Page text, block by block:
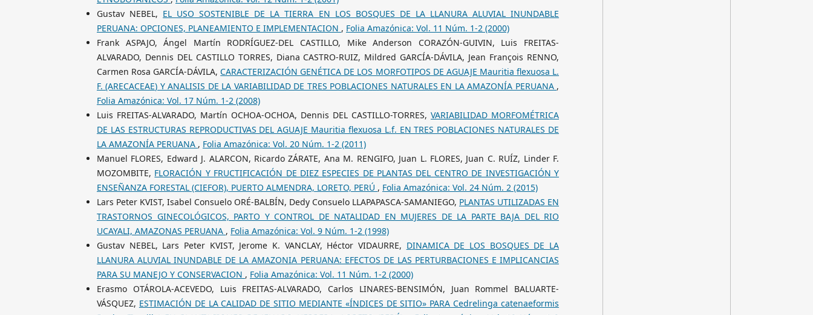
Gustav NEBEL, EL USO SOSTENIBLE DE LA TIERRA EN LOS BOSQUES DE LA LLANURA ALUVIAL INUNDABLE
PERUANA: OPCIONES, PLANEAMIENTO E IMPLEMENTACION , Folia Amazónica: Vol. 11 Núm. 1-2 (2000)
Frank ASPAJO, Ángel Martín RODRÍGUEZ-DEL CASTILLO, Mike Anderson CORAZÓN-GUIVIN, Luis FREITAS-
ALVARADO, Dennis DEL CASTILLO TORRES, Diana CASTRO-RUIZ, Mildred GARCÍA-DÁVILA, Jean François RENNO,
Carmen Rosa GARCÍA-DÁVILA,CARACTERIZACIÓN GENÉTICA DE LOS MORFOTIPOS DE AGUAJE Mauritia flexuosa L.
F. (ARECACEAE) Y ANALISIS DE LA VARIABILIDAD DE TRES POBLACIONES NATURALES EN LA AMAZONÍA PERUANA ,
Folia Amazónica: Vol. 17 Núm. 1-2 (2008)
Luis FREITAS-ALVARADO, Martín OCHOA-OCHOA, Dennis DEL CASTILLO-TORRES, VARIABILIDAD MORFOMÉTRICA
DE LAS ESTRUCTURAS REPRODUCTIVAS DEL AGUAJE Mauritia flexuosa L.f. EN TRES POBLACIONES NATURALES DE
LA AMAZONÍA PERUANA , Folia Amazónica: Vol. 20 Núm. 1-2 (2011)
Manuel FLORES, Edward J. ALARCON, Ricardo ZÁRATE, Ana M. RENGIFO, Juan L. FLORES, Juan C. RUÍZ, Linder F.
MOZOMBITE, FLORACIÓN Y FRUCTIFICACIÓN DE DIEZ ESPECIES DE PLANTAS DEL CENTRO DE INVESTIGACIÓN Y
ENSEÑANZA FORESTAL (CIEFOR), PUERTO ALMENDRA, LORETO, PERÚ , Folia Amazónica: Vol. 24 Núm. 2 (2015)
Lars Peter KVIST, Isabel Consuelo ORÉ-BALBÍN, Dedy Consuelo LLAPAPASCA-SAMANIEGO, PLANTAS UTILIZADAS EN
TRASTORNOS GINECOLÓGICOS, PARTO Y CONTROL DE NATALIDAD EN MUJERES DE LA PARTE BAJA DEL RIO
UCAYALI, AMAZONAS PERUANA , Folia Amazónica: Vol. 9 Núm. 1-2 (1998)
Gustav NEBEL, Lars Peter KVIST, Jerome K. VANCLAY, Héctor VIDAURRE, DINAMICA DE LOS BOSQUES DE LA
LLANURA ALUVIAL INUNDABLE DE LA AMAZONIA PERUANA: EFECTOS DE LAS PERTURBACIONES E IMPLICANCIAS
PARA SU MANEJO Y CONSERVACION , Folia Amazónica: Vol. 11 Núm. 1-2 (2000)
Erasmo OTÁROLA-ACEVEDO, Luis FREITAS-ALVARADO, Carlos LINARES-BENSIMÓN, Juan Rommel BALUARTE-
VÁSQUEZ, ESTIMACIÓN DE LA CALIDAD DE SITIO MEDIANTE «ÍNDICES DE SITIO» PARA Cedrelinga catenaeformis